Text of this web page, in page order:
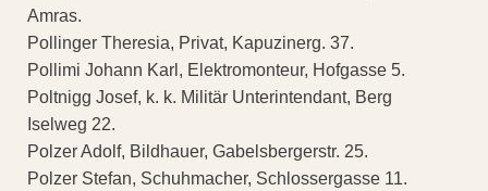
Amras.
Pollinger Theresia, Privat, Kapuzinerg. 37.
Pollimi Johann Karl, Elektromonteur, Hofgasse 5.
Poltnigg Josef, k. k. Militär Unterintendant, Berg
Iselweg 22.
Polzer Adolf, Bildhauer, Gabelsbergerstr. 25.
Polzer Stefan, Schuhmacher, Schlossergasse 11.